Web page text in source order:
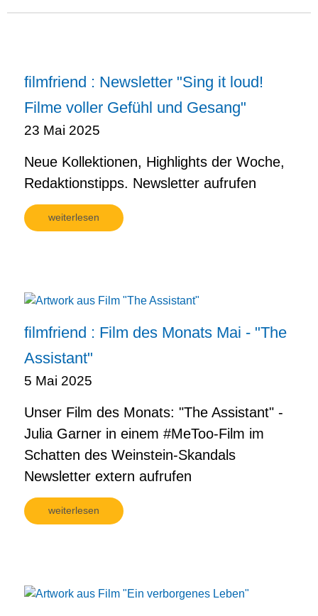
filmfriend : Newsletter "Sing it loud!
Filme voller Gefühl und Gesang"
23 Mai 2025
Neue Kollektionen, Highlights der Woche,
Redaktionstipps. Newsletter aufrufen
weiterlesen
filmfriend : Film des Monats Mai - "The
Assistant"
5 Mai 2025
Unser Film des Monats: "The Assistant" -
Julia Garner in einem #MeToo-Film im
Schatten des Weinstein-Skandals
Newsletter extern aufrufen
weiterlesen